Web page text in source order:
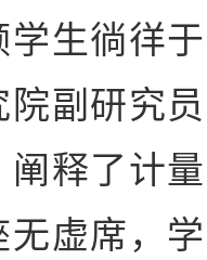
生徜徉
副研究
释了计
虚席，